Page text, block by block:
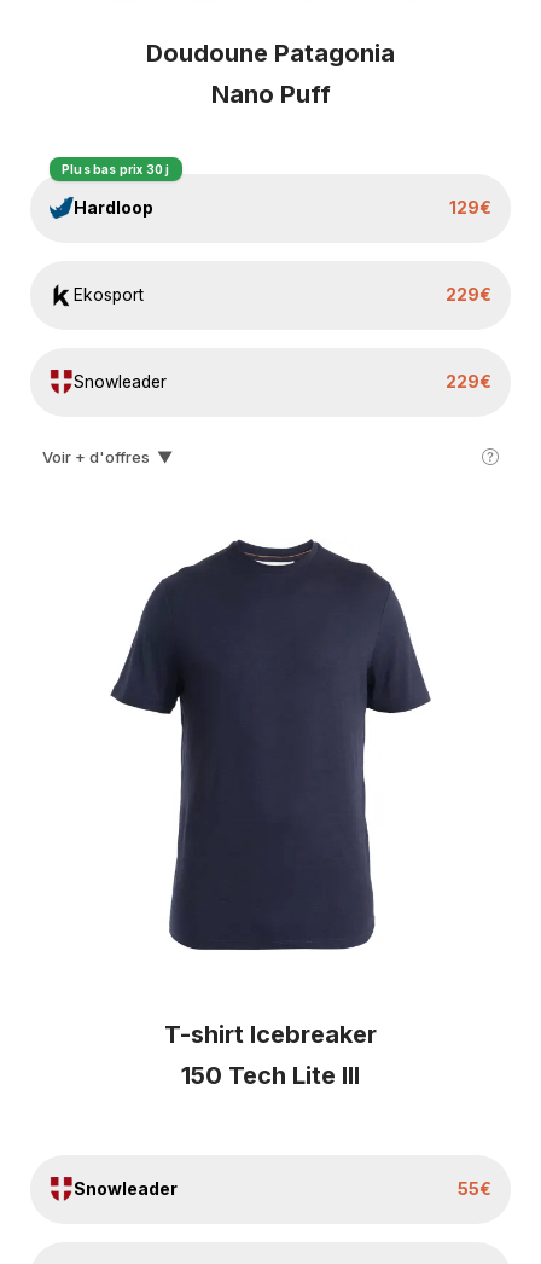
Doudoune Patagonia
Nano Puff
Hardloop 129€
Plus bas prix 30 j
Ekosport 229€
Snowleader 229€
I-run 230€
Voir + d'offres ▼
T-shirt Icebreaker
150 Tech Lite III
Snowleader 55€